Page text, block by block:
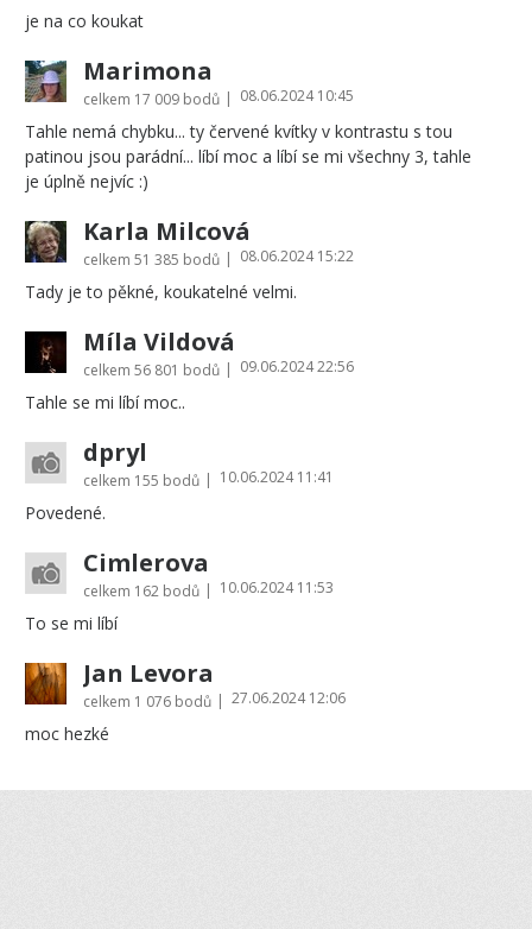
je na co koukat
Marimona
celkem 17 009 bodů | 08.06.2024 10:45
Tahle nemá chybku... ty červené kvítky v kontrastu s tou
patinou jsou parádní... líbí moc a líbí se mi všechny 3, tahle
je úplně nejvíc :)
Karla Milcová
celkem 51 385 bodů | 08.06.2024 15:22
Tady je to pěkné, koukatelné velmi.
Míla Vildová
celkem 56 801 bodů | 09.06.2024 22:56
Tahle se mi líbí moc..
dpryl
celkem 155 bodů | 10.06.2024 11:41
Povedené.
Cimlerova
celkem 162 bodů | 10.06.2024 11:53
To se mi líbí
Jan Levora
celkem 1 076 bodů | 27.06.2024 12:06
moc hezké